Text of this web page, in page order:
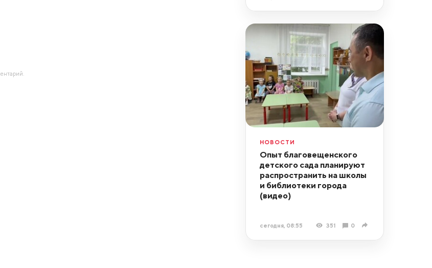
НОВОСТИ
Опыт благовещенского
детского сада планируют
распространить на школы
и библиотеки города
(видео)
сегодня, 08:55 351 0